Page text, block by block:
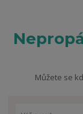
Můžete se